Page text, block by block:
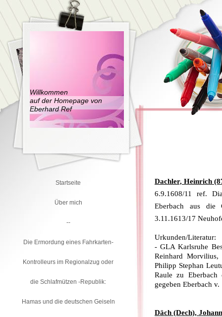
Willkommen
auf der Homepage von
Eberhard Ref
Dachler, Heinrich
6.9.1608/11 ref.
Eberbach aus die
3.11.1613/17
Urkunden/Literatur:
- GLA Karlsruhe
Reinhard
Philipp Stephan
Raule zu Eberbach
gegeben Eberbach
Däch (Dech),
Startseite
Über mich
--
Die Ermordung eines Fahrkarten-
Kontrolleurs im Regionalzug oder
die Schlafmützen -Republik:
Hamas und die deutschen Geiseln